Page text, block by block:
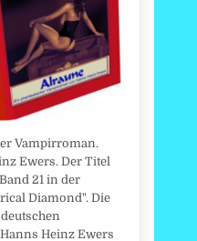
Vampirroman.
Ewers. Der Titel
21 in der
Diamond". Die
Heinz Ewers